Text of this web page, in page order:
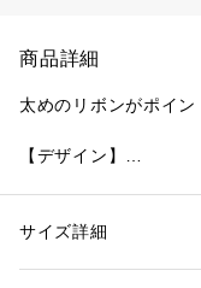
商品詳細
太めのリボンがポイン
【デザイン】
使いいただけます。
性別：レディース
素材：アイボリー（004
サイズ詳細